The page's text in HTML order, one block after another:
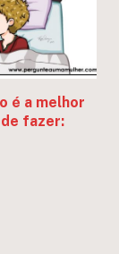
é a melhor
fazer: